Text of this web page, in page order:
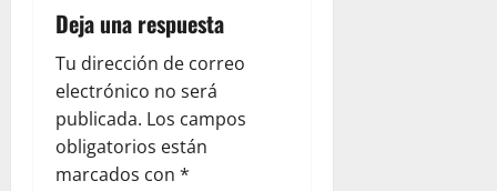
Deja una respuesta
Tu dirección de correo
electrónico no será
publicada. Los campos
obligatorios están
marcados con *